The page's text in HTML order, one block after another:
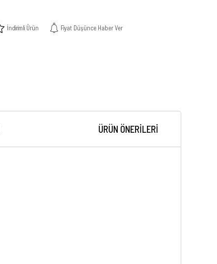
İndirimli Ürün Fiyat Düşünce Haber Ver
ÜRÜN ÖNERILERI